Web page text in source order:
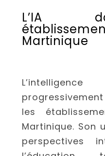
L’IA
Martinique
les
Martinique. Son
perspectives